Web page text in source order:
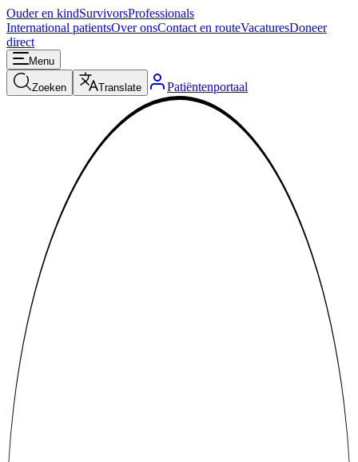
Ouder en kindSurvivorsProfessionals
International patientsOver onsContact en routeVacaturesDoneer
direct
Menu
Zoeken Translate Patiëntenportaal